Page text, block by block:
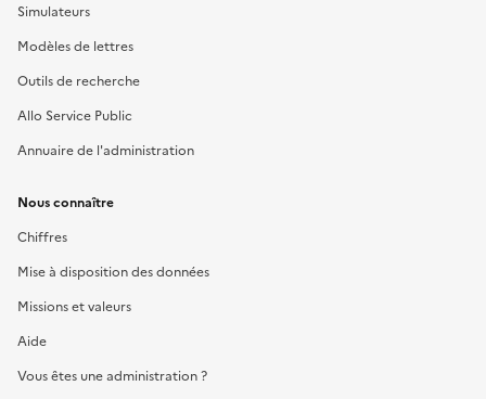
Simulateurs
Modèles de lettres
Outils de recherche
Allo Service Public
Annuaire de l'administration
Nous connaître
Chiffres
Mise à disposition des données
Missions et valeurs
Aide
Vous êtes une administration ?